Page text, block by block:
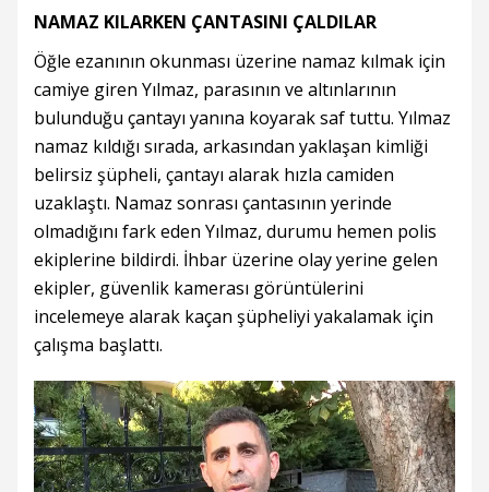
NAMAZ KILARKEN ÇANTASINI ÇALDILAR
Öğle ezanının okunması üzerine namaz kılmak için
camiye giren Yılmaz, parasının ve altınlarının
bulunduğu çantayı yanına koyarak saf tuttu. Yılmaz
namaz kıldığı sırada, arkasından yaklaşan kimliği
belirsiz şüpheli, çantayı alarak hızla camiden
uzaklaştı. Namaz sonrası çantasının yerinde
olmadığını fark eden Yılmaz, durumu hemen polis
ekiplerine bildirdi. İhbar üzerine olay yerine gelen
ekipler, güvenlik kamerası görüntülerini
incelemeye alarak kaçan şüpheliyi yakalamak için
çalışma başlattı.